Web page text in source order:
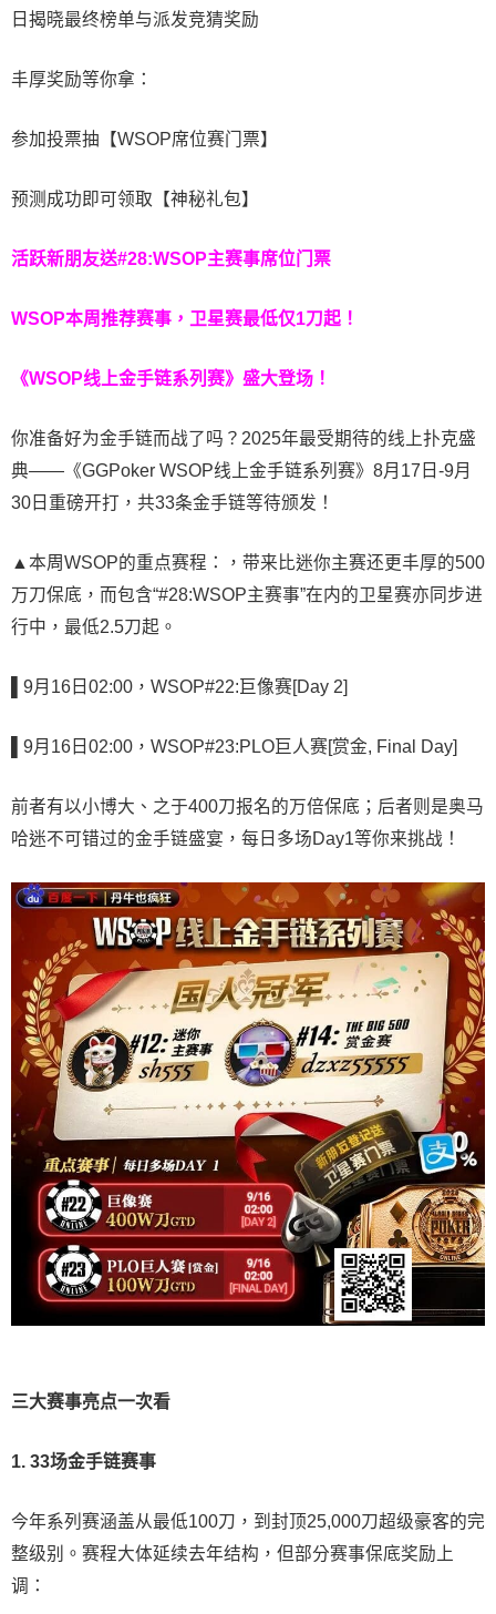
日揭晓最终榜单与派发竞猜奖励
丰厚奖励等你拿：
参加投票抽【WSOP席位赛门票】
预测成功即可领取【神秘礼包】
活跃新朋友送#28:WSOP主赛事席位门票
WSOP本周推荐赛事，卫星赛最低仅1刀起！
《WSOP线上金手链系列赛》 盛大登场！
你准备好为金手链而战了吗？2025年最受期待的线上扑克盛
典——《GGPoker WSOP线上金手链系列赛》8月17日-9月
30日重磅开打，共33条金手链等待颁发！
▲本周WSOP的重点赛程：，带来比迷你主赛还更丰厚的500
万刀保底，而包含“#28:WSOP主赛事”在内的卫星赛亦同步进
行中，最低2.5刀起。
▌9月16日02:00，WSOP#22:巨像赛[Day 2]
▌9月16日02:00，WSOP#23:PLO巨人赛[赏金, Final Day]
前者有以小博大、之于400刀报名的万倍保底；后者则是奥马
哈迷不可错过的金手链盛宴，每日多场Day1等你来挑战！
三大赛事亮点一次看
1. 33场金手链赛事
今年系列赛涵盖从最低100刀，到封顶25,000刀超级豪客的完
整级别。赛程大体延续去年结构，但部分赛事保底奖励上
调：